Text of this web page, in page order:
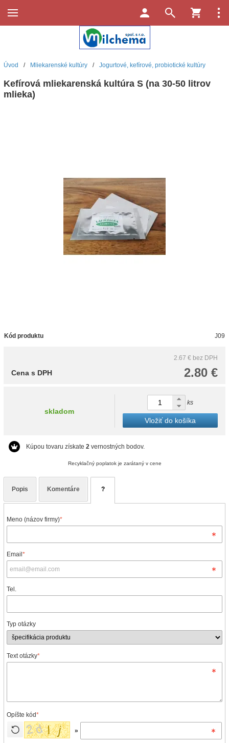
Úvod / Mliekarenské kultúry / Jogurtové, kefírové, probiotické kultúry
Kefírová mliekarenská kultúra S (na 30-50 litrov
mlieka)
Kód produktu J09
2.67 € bez DPH
2.80 €
Cena s DPH
skladom
ks
Vložiť do košíka
Kúpou tovaru získate 2 vernostných bodov.
Recyklačný poplatok je zarátaný v cene
Popis Komentáre ?
Meno (názov firmy)*
Email *
Tel.
Typ otázky
Text otázky*
Opíšte kód*
»